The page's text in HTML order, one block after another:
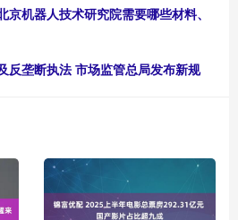
京机器人技术研究院需要哪些材料、
反垄断执法 市场监管总局发布新规